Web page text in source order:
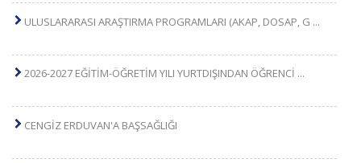
ULUSLARARASI ARAŞTIRMA PROGRAMLARI (AKAP, DOSAP, G ...
2026-2027 EĞİTİM-ÖĞRETİM YILI YURTDIŞINDAN ÖĞRENCİ ...
CENGİZ ERDUVAN'A BAŞSAĞLIĞI